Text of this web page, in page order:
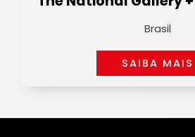
Brasil
SAIBA MAIS